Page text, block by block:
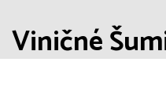
Viničné